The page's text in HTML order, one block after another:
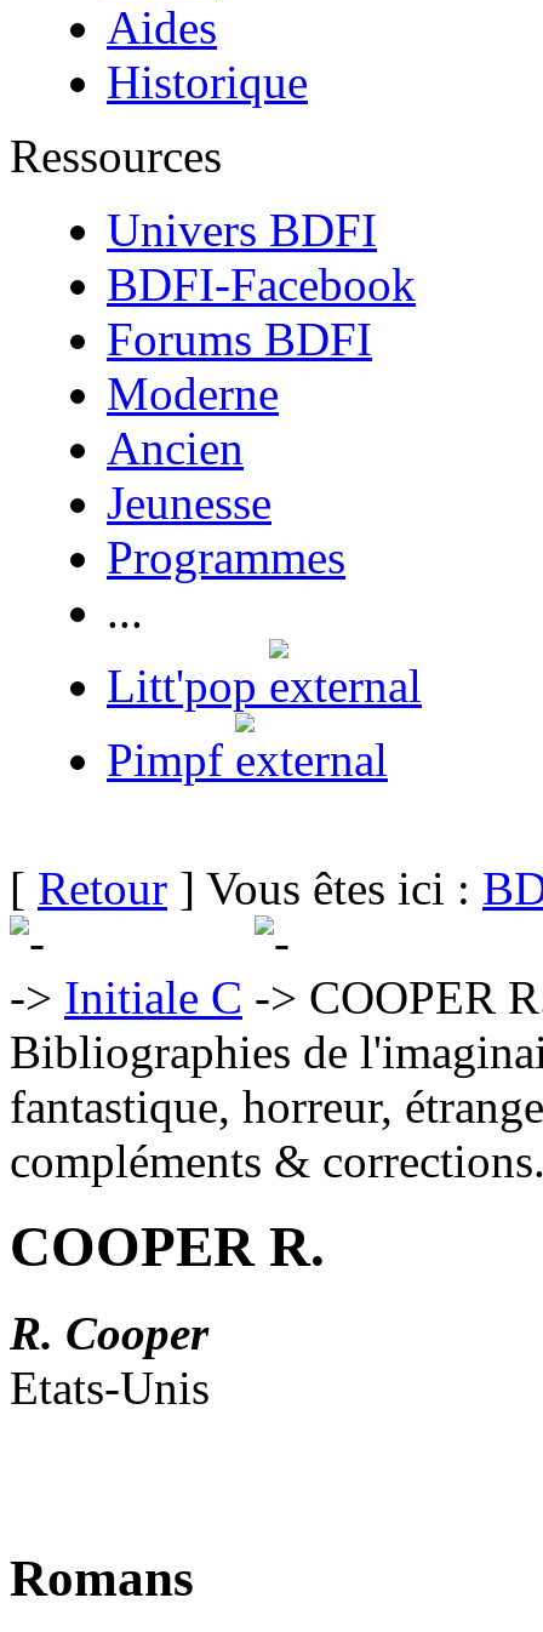
Aides
Historique
Ressources
Univers BDFI
BDFI-Facebook
Forums BDFI
Moderne
Ancien
Jeunesse
Programmes
...
Litt'pop
Pimpf
[ Retour ] Vous êtes ici :
Initiale C
COOPER
Bibliographies de
fantastique, horreur,
compléments &
COOPER R.
R. Cooper
Etats-Unis
Romans